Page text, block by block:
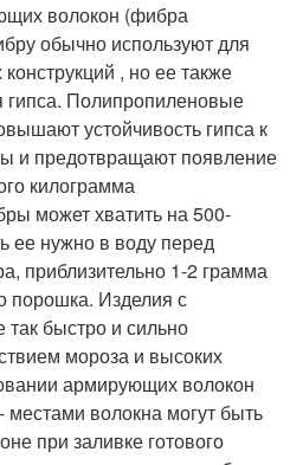
волокон (фибра
обычно используют для
, но ее также
Полипропиленовые
устойчивость гипса к
и предотвращают появление
килограмма
может хватить на 500-
ее нужно в воду перед
приблизительно 1-2 грамма
порошка. Изделия с
быстро и сильно
мороза и высоких
армирующих волокон
волокна могут быть
при заливке готового